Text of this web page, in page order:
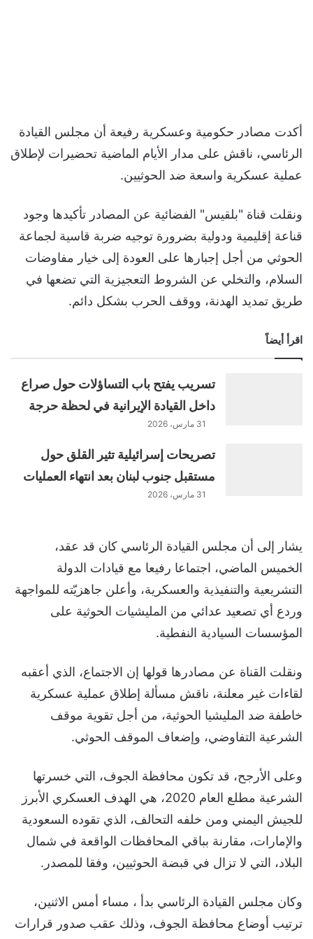
أكدت مصادر حكومية وعسكرية رفيعة أن مجلس القيادة
الرئاسي، ناقش على مدار الأيام الماضية تحضيرات لإطلاق
عملية عسكرية واسعة ضد الحوثيين.
ونقلت قناة "بلقيس" الفضائية عن المصادر تأكيدها وجود
قناعة إقليمية ودولية بضرورة توجيه ضربة قاسية لجماعة
الحوثي من أجل إجبارها على العودة إلى خيار مفاوضات
السلام، والتخلي عن الشروط التعجيزية التي تضعها في
طريق تمديد الهدنة، ووقف الحرب بشكل دائم.
اقرأ أيضاً
تسريب يفتح باب التساؤلات حول صراع
داخل القيادة الإيرانية في لحظة حرجة
31 مارس، 2026
تصريحات إسرائيلية تثير القلق حول
مستقبل جنوب لبنان بعد انتهاء العمليات
31 مارس، 2026
يشار إلى أن مجلس القيادة الرئاسي كان قد عقد،
الخميس الماضي، اجتماعا رفيعا مع قيادات الدولة
التشريعية والتنفيذية والعسكرية، وأعلن جاهزيّته للمواجهة
وردع أي تصعيد عدائي من المليشيات الحوثية على
المؤسسات السيادية النفطية.
ونقلت القناة عن مصادرها قولها إن الاجتماع، الذي أعقبه
لقاءات غير معلنة، ناقش مسألة إطلاق عملية عسكرية
خاطفة ضد المليشيا الحوثية، من أجل تقوية موقف
الشرعية التفاوضي، وإضعاف الموقف الحوثي.
وعلى الأرجح، قد تكون محافظة الجوف، التي خسرتها
الشرعية مطلع العام 2020، هي الهدف العسكري الأبرز
للجيش اليمني ومن خلفه التحالف، الذي تقوده السعودية
والإمارات، مقارنة بباقي المحافظات الواقعة في شمال
البلاد، التي لا تزال في قبضة الحوثيين، وفقا للمصدر.
وكان مجلس القيادة الرئاسي بدأ ، مساء أمس الاثنين،
ترتيب أوضاع محافظة الجوف، وذلك عقب صدور قرارات